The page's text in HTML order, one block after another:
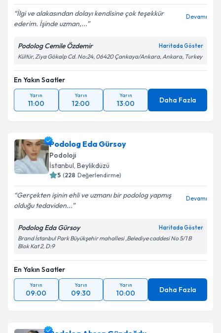
İlgi ve alakasından dolayı kendisine çok teşekkür
ederim. İşinde uzman,...
Devamı
Podolog Cemile Özdemir Haritada Göster
Kültür, Ziya Gökalp Cd. No:24, 06420 Çankaya/Ankara, Ankara, Turkey
En Yakın Saatler
Yarın
11:00
Yarın
12:00
Yarın
13:00 Daha Fazla
Podolog Eda Gürsoy
Podoloji
İstanbul, Beylikdüzü
5 (228 Değerlendirme)
Gerçekten işinin ehli ve uzmanı bir podolog yapmış
olduğu tedaviden...
Devamı
Podolog Eda Gürsoy Haritada Göster
Brand İstanbul Park Büyükşehir mahallesi ,Belediye caddesi No 5/1 B
Blok Kat 2, D:9
En Yakın Saatler
Yarın
09:00
Yarın
09:30
Yarın
10:00 Daha Fazla